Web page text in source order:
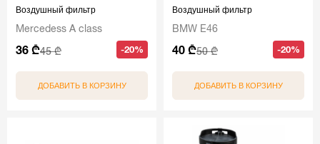
Воздушный фильтр
Mercedess A class
36 ₾45 ₾ -20%
ДОБАВИТЬ В КОРЗИНУ
Воздушный фильтр
BMW E46
40 ₾50 ₾ -20%
ДОБАВИТЬ В КОРЗИНУ